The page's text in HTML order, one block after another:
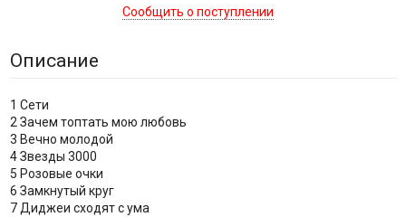
Сообщить о поступлении
Описание
1 Сети
2 Зачем топтать мою любовь
3 Вечно молодой
4 Звезды 3000
5 Розовые очки
6 Замкнутый круг
7 Диджеи сходят с ума